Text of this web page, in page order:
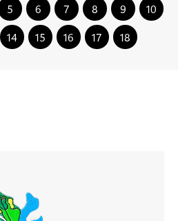
5 6 7 8 9
10
14 15 16 17 18